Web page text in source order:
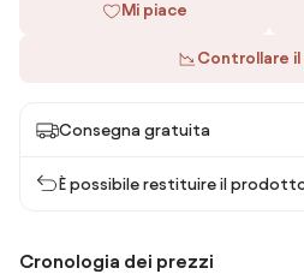
Mi piace
Controllare
Consegna gratuita
È possibile restituire il
Cronologia dei prezzi